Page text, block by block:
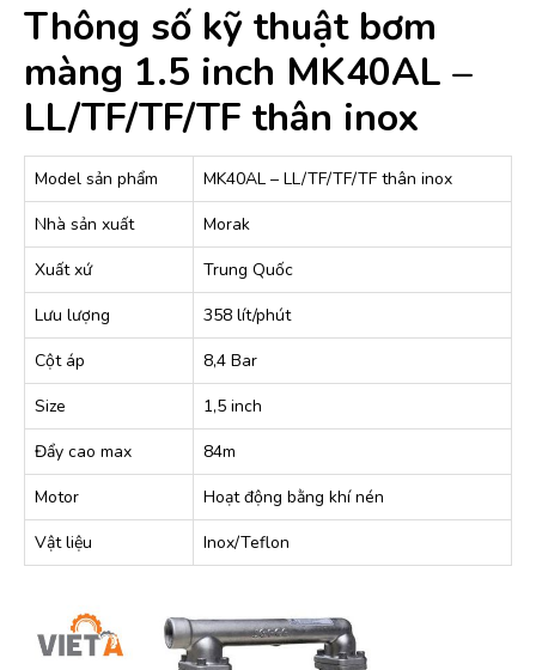
Thông số kỹ thuật bơm
màng 1.5 inch MK40AL –
LL/TF/TF/TF thân inox
Model sản phẩm
MK40AL – LL/TF/TF/TF thân inox
Nhà sản xuất
Morak
Xuất xứ
Trung Quốc
Lưu lượng
358 lít/phút
Cột áp
8,4 Bar
Size
1,5 inch
Đẩy cao max
84m
Motor
Hoạt động bằng khí nén
Vật liệu
Inox/Teflon